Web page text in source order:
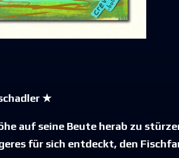
★
auf seine Beute herab zu
für sich entdeckt, den